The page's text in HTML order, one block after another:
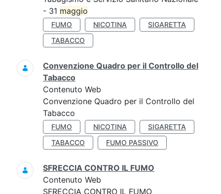
- 31 maggio
FUMO NICOTINA
SIGARETTA
TABACCO
Convenzione Quadro per il Controllo del
Tabacco
Contenuto Web
Convenzione Quadro per il Controllo del
Tabacco
FUMO NICOTINA
SIGARETTA
TABACCO
FUMO PASSIVO
SFRECCIA CONTRO IL FUMO
Contenuto Web
SFRECCIA CONTRO IL FUMO